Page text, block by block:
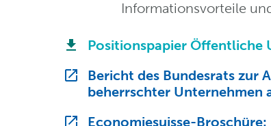
Informationsvorteile
Positionspapier Öffentliche
Bericht des Bundesrats zur
beherrschter Unternehmen
Economiesuisse-